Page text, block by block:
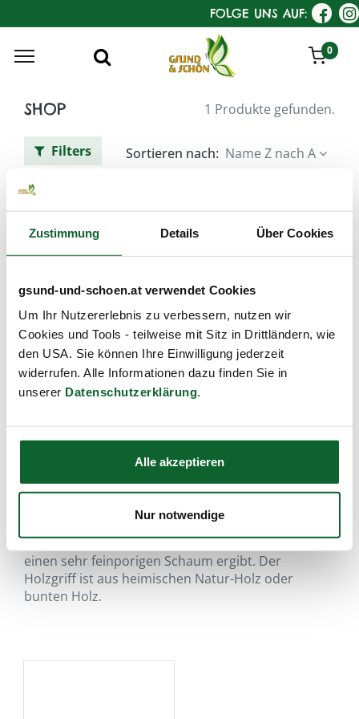
Zustimmung Details Über Cookies
gsund-und-schoen.at verwendet Cookies
Um Ihr Nutzererlebnis zu verbessern, nutzen wir
Cookies und Tools - teilweise mit Sitz in Drittländern, wie
den USA. Sie können Ihre Einwilligung jederzeit
widerrufen. Alle Informationen dazu finden Sie in
unserer Datenschutzerklärung.
Alle akzeptieren
Nur notwendige
FOLGE UNS AUF:
0
SHOP 1 Produkte gefunden.
Filters Sortieren nach: Name Z nach A
KostKamm Rasierpinsel
mit Dachs-Rückenhaar…
Diese Rasierpinsel sind mit hochwertigem
Dachshaar bestückt, welches beim Aufschäumen
einen sehr feinporigen Schaum ergibt. Der
Holzgriff ist aus heimischen Natur-Holz oder
bunten Holz.